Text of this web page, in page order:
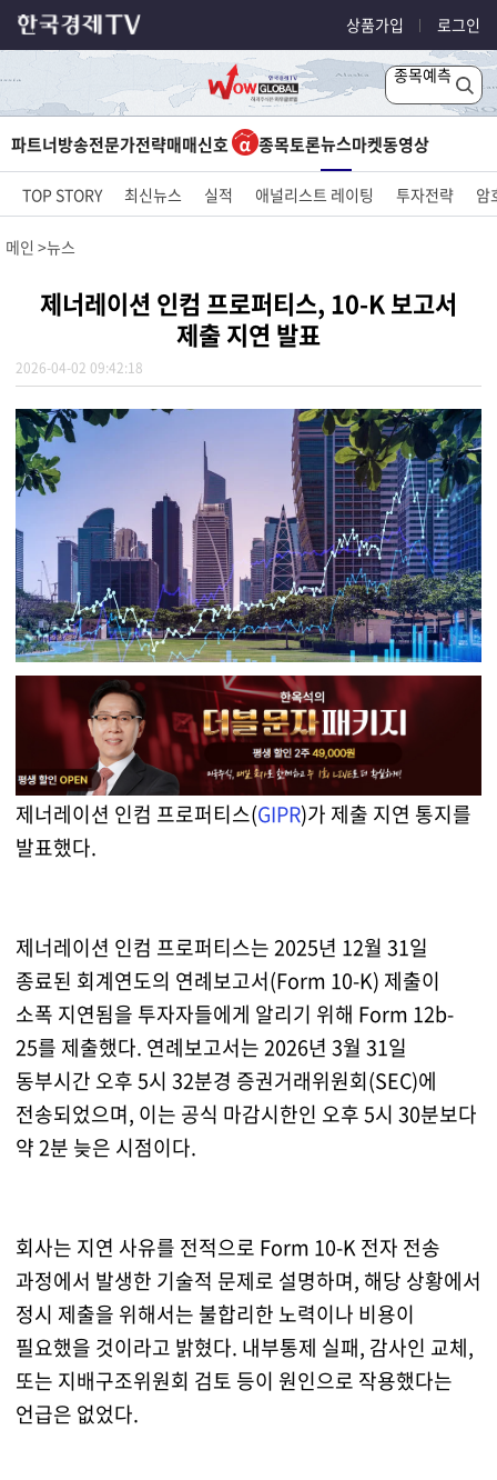
상품가입 로그인
종목예측
파트너방송전문가전략매매신호 종목토론뉴스마켓동영상
TOP STORY 최신뉴스 실적 애널리스트 레이팅 투자전략 암
메인 뉴스
제너레이션 인컴 프로퍼티스, 10-K 보고서
제출 지연 발표
2026-04-02 09:42:18
제너레이션 인컴 프로퍼티스(GIPR)가 제출 지연 통지를
발표했다.
제너레이션 인컴 프로퍼티스는 2025년 12월 31일
종료된 회계연도의 연례보고서(Form 10-K) 제출이
소폭 지연됨을 투자자들에게 알리기 위해 Form 12b-
25를 제출했다. 연례보고서는 2026년 3월 31일
동부시간 오후 5시 32분경 증권거래위원회(SEC)에
전송되었으며, 이는 공식 마감시한인 오후 5시 30분보다
약 2분 늦은 시점이다.
회사는 지연 사유를 전적으로 Form 10-K 전자 전송
과정에서 발생한 기술적 문제로 설명하며, 해당 상황에서
정시 제출을 위해서는 불합리한 노력이나 비용이
필요했을 것이라고 밝혔다. 내부통제 실패, 감사인 교체,
또는 지배구조위원회 검토 등이 원인으로 작용했다는
언급은 없었다.